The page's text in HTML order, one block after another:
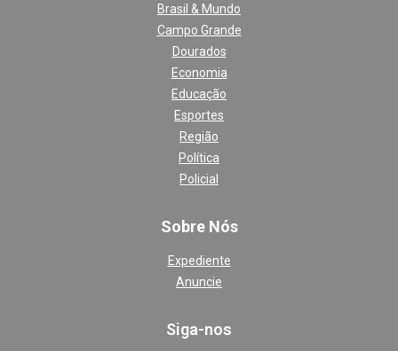
Brasil & Mundo
Campo Grande
Dourados
Economia
Educação
Esportes
Região
Política
Policial
Sobre Nós
Expediente
Anuncie
Siga-nos